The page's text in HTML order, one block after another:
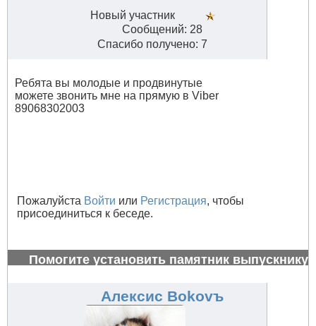
Новый участник
Сообщений: 28
Спасибо получено: 7
Ребята вы молодые и продвинутые
можете звонить мне на прямую в Viber
89068302003
Пожалуйста Войти или Регистрация, чтобы
присоединиться к беседе.
Помогите установить памятник выпускнику
Алексис Bokovъ